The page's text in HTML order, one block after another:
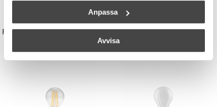
Anpassa
Avvisa
Reflektor MR11 28W (=35W) GU10